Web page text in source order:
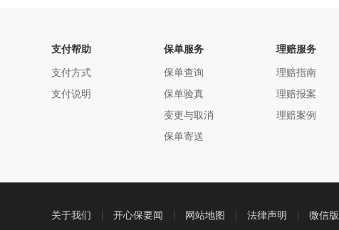
支付帮助
支付方式
支付说明
保单服务
保单查询
保单验真
变更与取消
保单寄送
理赔服务
理赔指南
理赔报案
理赔案例
关于我们 开心保要闻 网站地图 法律声明 微信版